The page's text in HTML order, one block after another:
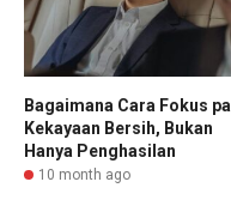
Bagaimana Cara Fokus
Kekayaan Bersih, Bukan
Hanya Penghasilan
10 month ago